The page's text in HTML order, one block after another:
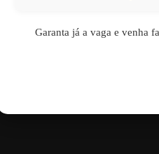
Garanta já a vaga e venha